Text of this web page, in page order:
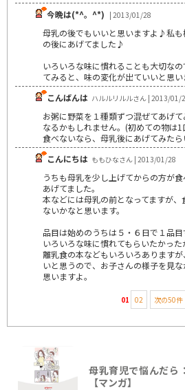
今晩は(*^。^*) | 2013/01/28
母乳の後でもいいと思いますよ♪私
の後にあげてました♪
いろいろな味に慣れることも大切な
てみると、味の変化が出ていいと思い
こんばんは ハルルリルルさん | 2013/01/
お粥に野菜を１種類ずつ混ぜてあげ
なるかもしれません。(初めての物は
食べないなら、母乳後にあげてみたら
こんにちは ももひなさん | 2013/01/28
うちも母乳を少し上げてからの方が
あげてました。
本などには母乳の前となってますが
ないかなと思います。
品目は始めのうちは５・６日で１品目
いろいろな味に慣れてもらいたかった
離乳食の本などもいろいろあります
いと思うので、お子さんの様子を見
思いますよ。
01 02 次の50件
母乳育児で悩んだら
【マンガ】